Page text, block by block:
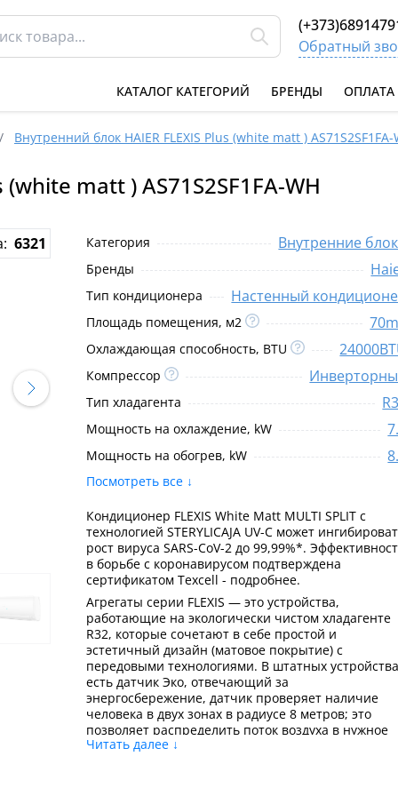
Обратный
КАТАЛОГ КАТЕГОРИЙ БРЕНДЫ ОПЛАТА
/ Внутренний блок HAIER FLEXIS Plus (white matt ) AS71S2SF1FA-
matt ) AS71S2SF1FA-WH
6321 Категория Внутренние
Бренды
Тип кондиционера Настенный
Площадь помещения, м2
Охлаждающая способность, BTU
Компрессор
Тип хладагента
Мощность на охлаждение, kW
Мощность на обогрев, kW
Посмотреть все ↓
Кондиционер FLEXIS White Matt MULTI SPLIT с
технологией STERYLICAJA UV-C может
рост вируса SARS-CoV-2 до 99,99%*.
в борьбе с коронавирусом подтверждена
сертификатом Texcell - подробнее.
Агрегаты серии FLEXIS — это устройства,
работающие на экологически чистом хладагенте
R32, которые сочетают в себе простой и
эстетичный дизайн (матовое покрытие) с
передовыми технологиями. В штатных
есть датчик Эко, отвечающий за
энергосбережение, датчик проверяет наличие
человека в двух зонах в радиусе 8 метров; это
позволяет распределить поток воздуха в нужное
место в комнате. Кроме того, кондиционеры FLEXIS
Читать далее ↓